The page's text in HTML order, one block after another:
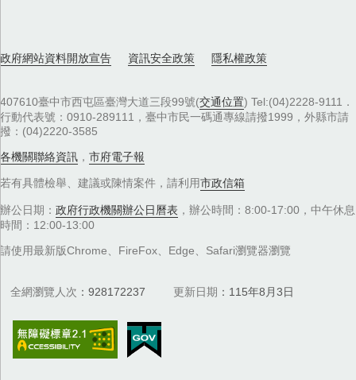
政府網站資料開放宣告 資訊安全政策 隱私權政策
407610臺中市西屯區臺灣大道三段99號(交通位置) Tel:(04)2228-9111．
行動代表號：0910-289111，臺中市民一碼通專線請撥1999，外縣市請
撥：(04)2220-3585
各機關聯絡資訊 ， 市府電子報
若有具體檢舉、建議或陳情案件，請利用市政信箱
辦公日期： 政府行政機關辦公日曆表 ，辦公時間：8:00-17:00，中午休息
時間：12:00-13:00
請使用最新版Chrome、FireFox、Edge、Safari瀏覽器瀏覽
全網瀏覽人次 928172237 更新日期 115年8月3日